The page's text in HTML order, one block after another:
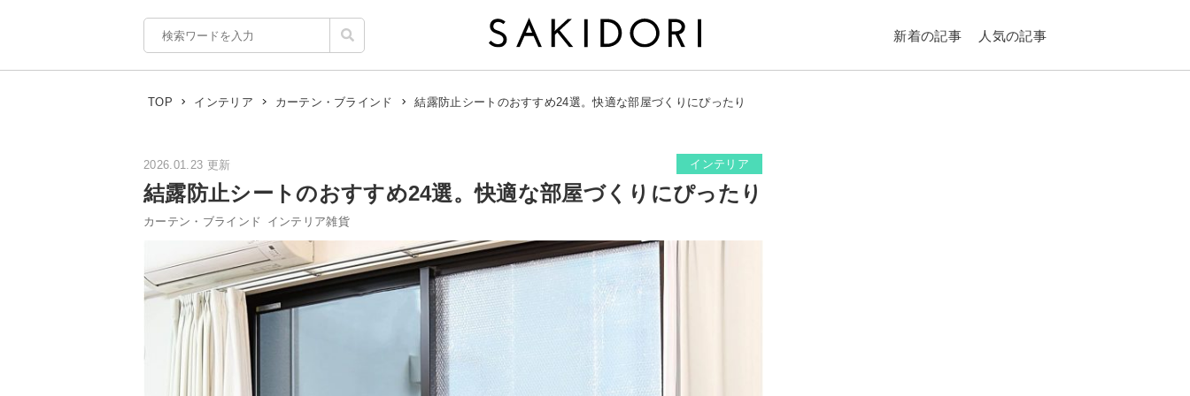
新着の記事 人気の記事
TOP インテリア カーテン・ブラインド 結露防止シートのおすすめ24選。快適な部屋づくりにぴったり
2026.01.23 更新 インテリア
結露防止シートのおすすめ24選。快適な部屋づくりにぴったり
カーテン・ブラインド インテリア雑貨